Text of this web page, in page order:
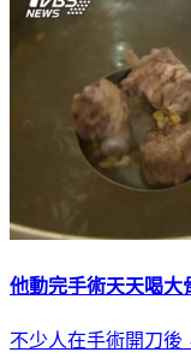
他動完手術天天喝
不少人在手術開刀後